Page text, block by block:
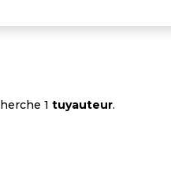
1 tuyauteur.